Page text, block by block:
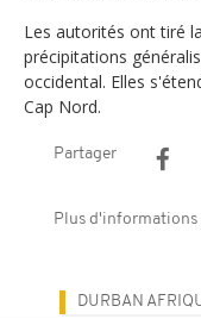
Les autorités ont tiré
précipitations
occidental. Elles
Cap Nord.
Partager
Plus d'informations
DURBAN